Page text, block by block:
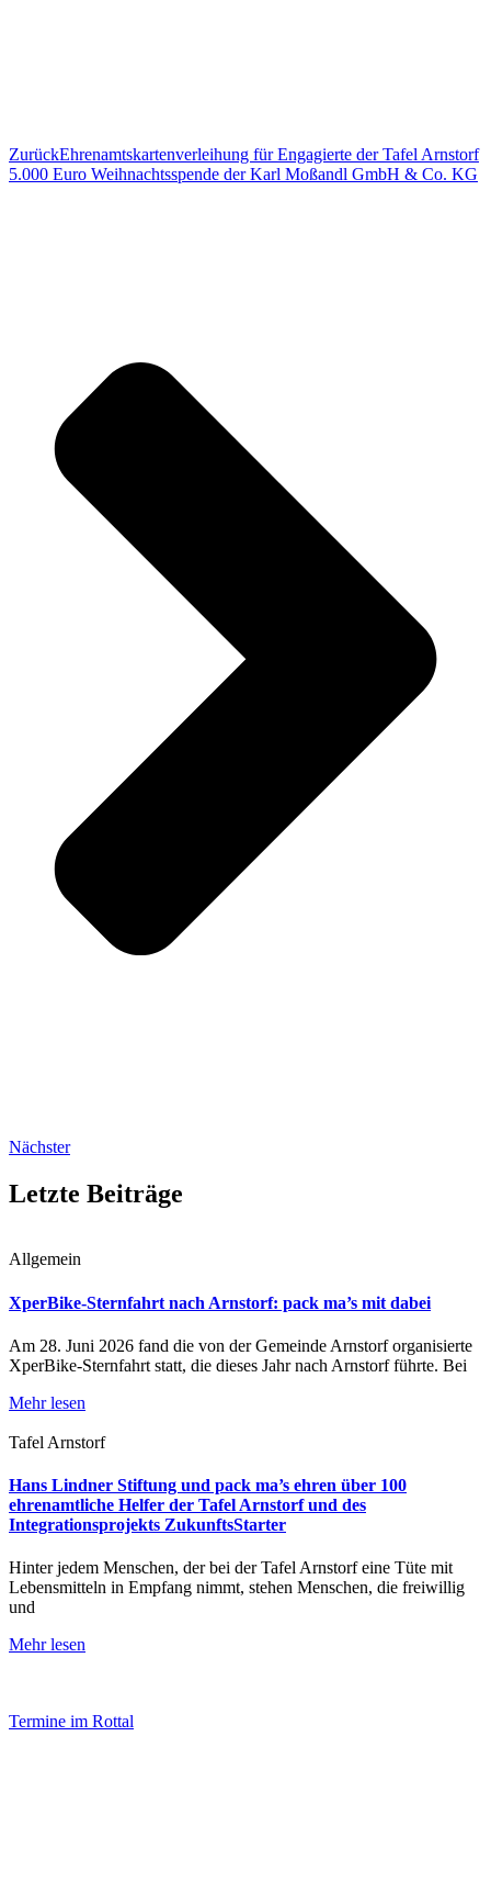
ZurückEhrenamtskartenverleihung für Engagierte der Tafel Arnstorf
5.000 Euro Weihnachtsspende der Karl Moßandl GmbH & Co. KG
Nächster
Letzte Beiträge
Allgemein
XperBike-Sternfahrt nach Arnstorf: pack ma’s mit dabei
Am 28. Juni 2026 fand die von der Gemeinde Arnstorf organisierte
XperBike-Sternfahrt statt, die dieses Jahr nach Arnstorf führte. Bei
Mehr lesen
Tafel Arnstorf
Hans Lindner Stiftung und pack ma’s ehren über 100
ehrenamtliche Helfer der Tafel Arnstorf und des
Integrationsprojekts ZukunftsStarter
Hinter jedem Menschen, der bei der Tafel Arnstorf eine Tüte mit
Lebensmitteln in Empfang nimmt, stehen Menschen, die freiwillig
und
Mehr lesen
Termine im Rottal